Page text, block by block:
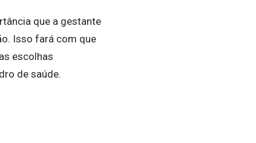
que a gestante
Isso fará com que
escolhas
de saúde.